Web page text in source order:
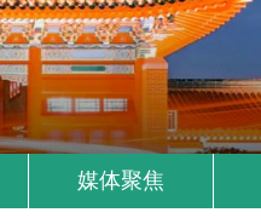
媒体聚焦